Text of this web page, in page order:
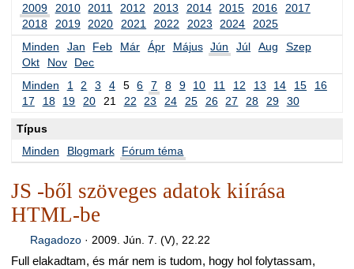
2009
2010 2011 2012 2013 2014 2015 2016
2017
2018
2019 2020 2021 2022 2023 2024
2025
Minden
Jan Feb Már Ápr Május Jún Júl Aug
Szep
Okt
Nov
Dec
Minden
1 2 3 4 5 6 7 8 9 10 11 12 13 14 15
16
17
18 19 20 21 22 23 24 25 26 27 28 29 30
Típus
Minden
Blogmark Fórum téma
JS -ből szöveges adatok kiírása
HTML-be
Ragadozo· 2009. Jún. 7. (V), 22.22
Full elakadtam, és már nem is tudom, hogy hol folytassam,